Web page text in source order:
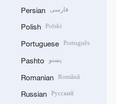
Persian فارسی
Polish Polski
Portuguese Português
Pashto پښتو
Romanian Română
Russian Русский